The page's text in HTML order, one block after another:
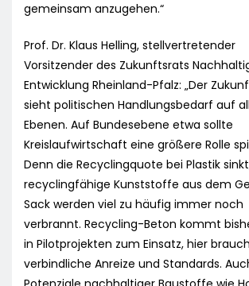
gemeinsam anzugehen.“
Prof. Dr. Klaus Helling, stellvertretender
Vorsitzender des Zukunftsrats
Entwicklung Rheinland-Pfalz: „Der
sieht politischen Handlungsbedarf auf
Ebenen. Auf Bundesebene etwa sollte
Kreislaufwirtschaft eine größere Rolle
Denn die Recyclingquote bei Plastik
recyclingfähige Kunststoffe aus dem
Sack werden viel zu häufig immer noch
verbrannt. Recycling-Beton kommt
in Pilotprojekten zum Einsatz, hier
verbindliche Anreize und Standards.